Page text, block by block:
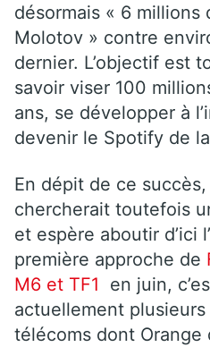
désormais « 6 millions
Molotov » contre
dernier. L’objectif est
savoir viser 100
ans, se développer à
devenir le Spotify de
En dépit de ce
chercherait toutefois
et espère aboutir d’ici
première approche de
M6 et TF1
en juin,
actuellement
télécoms dont